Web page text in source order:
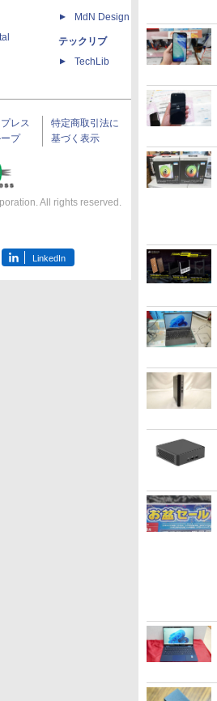
MdN Design Interactive
テックリブ
TechLib
レス
プ
特定商取引法に
基づく表示
All rights reserved.
LinkedIn